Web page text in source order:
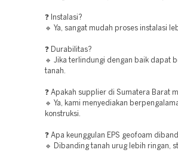
❓ Instalasi?
🔹 Ya, sangat mudah proses instalasi
❓ Durabilitas?
🔹 Jika terlindungi dengan baik dapat
tanah.
❓ Apakah supplier di Sumatera Barat
🔹 Ya, kami menyediakan
konstruksi.
❓ Apa keunggulan EPS geofoam
🔹 Dibanding tanah urug lebih ringan,